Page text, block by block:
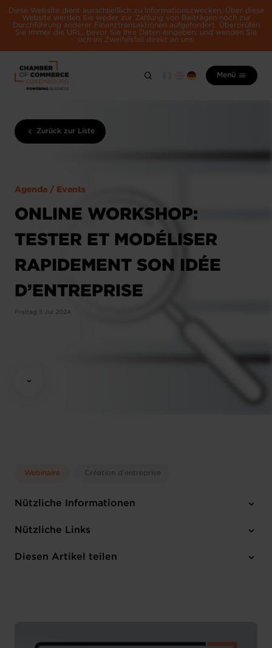
Diese Website dient ausschließlich zu Informationszwecken. Über diese
Website werden Sie weder zur Zahlung von Beiträgen noch zur
Durchführung anderer Finanztransaktionen aufgefordert. Überprüfen
Sie immer die URL, bevor Sie Ihre Daten eingeben, und wenden Sie
sich im Zweifelsfall direkt an uns.
Menü
Zurück zur Liste
Agenda / Events
ONLINE WORKSHOP:
TESTER ET MODÉLISER
RAPIDEMENT SON IDÉE
D’ENTREPRISE
Freitag 5 Jul 2024
Webinaire Création d'entreprise
Nützliche Informationen
Freitag 5 Jul 2024
Online Workshop
Nützliche Links
Anmelden
Diesen Artikel teilen